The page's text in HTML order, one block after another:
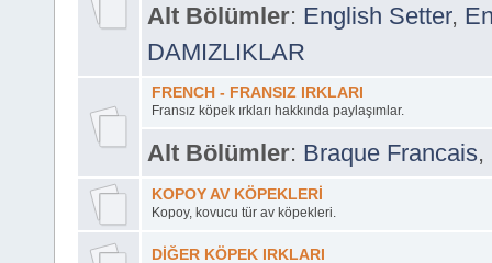
Alt Bölümler: English Setter,
DAMIZLIKLAR
FRENCH - FRANSIZ IRKLARI
Fransız köpek ırkları hakkında paylaşımlar.
Alt Bölümler: Braque Francais,
KOPOY AV KÖPEKLERİ
Kopoy, kovucu tür av köpekleri.
DİĞER KÖPEK IRKLARI